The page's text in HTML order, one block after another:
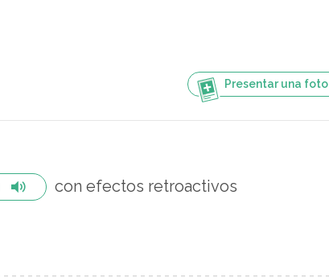
Presentar una foto
con efectos retroactivos